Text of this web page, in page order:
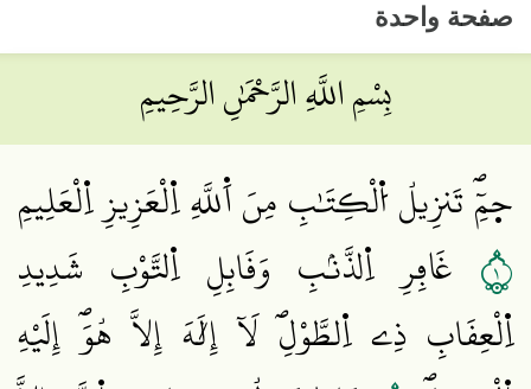
صفحة واحدة
بِسْمِ اللَّهِ الرَّحْمَٰنِ الرَّحِيمِ
ح۪مِٓۖ تَنزِيلُ اُ۬لْكِتَٰبِ مِنَ اَ۬للَّهِ اِ۬لْعَزِيزِ اِ۬لْعَلِيمِ
١ غَافِرِ اِ۬لذَّنۢبِ وَقَابِلِ اِ۬لتَّوْبِ شَدِيدِ
اِ۬لْعِقَابِ ذِے اِ۬لطَّوْلِۖ لَآ إِلَٰهَ إِلَّا هُوَۖ إِلَيْهِ